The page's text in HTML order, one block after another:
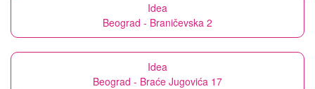
Idea
Beograd - Braničevska 2
Idea
Beograd - Braće Jugovića 17